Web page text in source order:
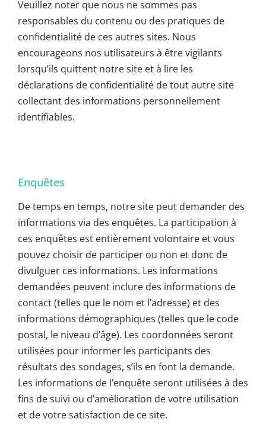
Veuillez noter que nous ne sommes pas
responsables du contenu ou des pratiques de
confidentialité de ces autres sites. Nous
encourageons nos utilisateurs à être vigilants
lorsqu’ils quittent notre site et à lire les
déclarations de confidentialité de tout autre site
collectant des informations personnellement
identifiables.
Enquêtes
De temps en temps, notre site peut demander des
informations via des enquêtes. La participation à
ces enquêtes est entièrement volontaire et vous
pouvez choisir de participer ou non et donc de
divulguer ces informations. Les informations
demandées peuvent inclure des informations de
contact (telles que le nom et l’adresse) et des
informations démographiques (telles que le code
postal, le niveau d’âge). Les coordonnées seront
utilisées pour informer les participants des
résultats des sondages, s’ils en font la demande.
Les informations de l’enquête seront utilisées à des
fins de suivi ou d’amélioration de votre utilisation
et de votre satisfaction de ce site.